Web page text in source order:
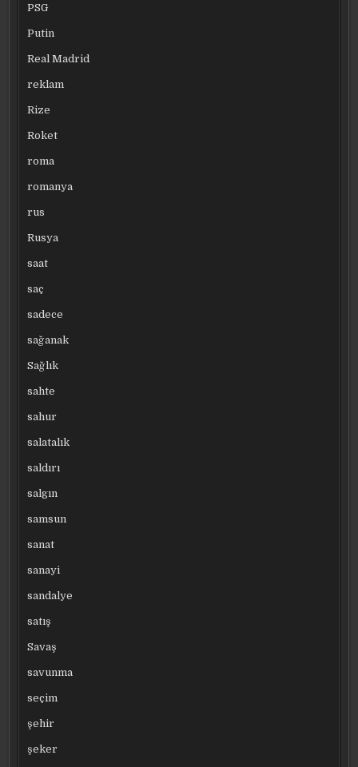
PSG
Putin
Real Madrid
reklam
Rize
Roket
roma
romanya
rus
Rusya
saat
saç
sadece
sağanak
Sağlık
sahte
sahur
salatalık
saldırı
salgın
samsun
sanat
sanayi
sandalye
satış
Savaş
savunma
seçim
şehir
şeker